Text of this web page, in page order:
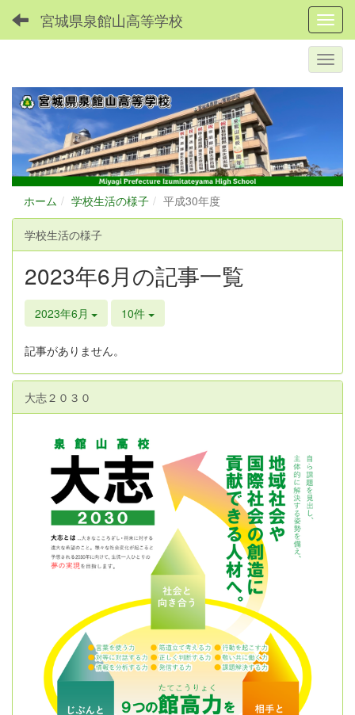
宮城県泉館山高等学校
ホーム 学校生活の様子 平成30年度
学校生活の様子
2023年6月の記事一覧
2023年6月 10件
記事がありません。
大志２０３０